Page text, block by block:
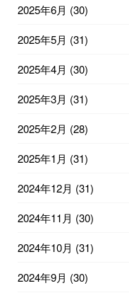
2025年6月 (30)
2025年5月 (31)
2025年4月 (30)
2025年3月 (31)
2025年2月 (28)
2025年1月 (31)
2024年12月 (31)
2024年11月 (30)
2024年10月 (31)
2024年9月 (30)